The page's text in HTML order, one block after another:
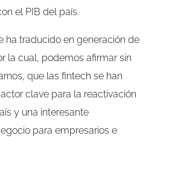
el PIB del país.
ha traducido en generación de
la cual, podemos afirmar sin
que las fintech se han
clave para la reactivación
y una interesante
para empresarios e